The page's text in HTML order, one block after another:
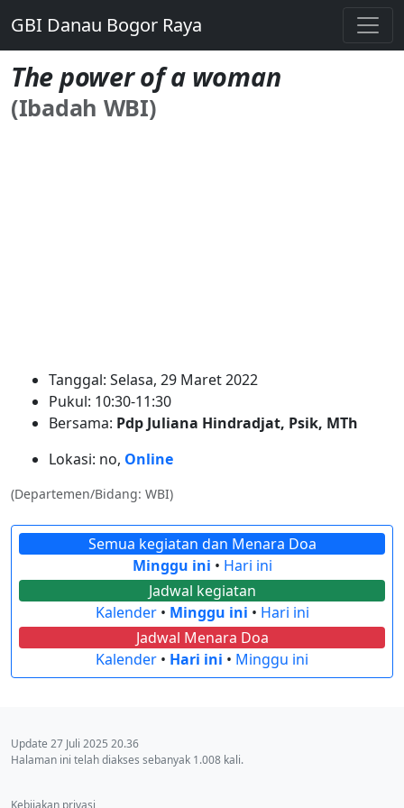
GBI Danau Bogor Raya
The power of a woman
(Ibadah WBI)
Tanggal: Selasa, 29 Maret 2022
Pukul: 10:30-11:30
Bersama: Pdp Juliana Hindradjat, Psik, MTh
Lokasi: no, Online
(Departemen/Bidang: WBI)
Semua kegiatan dan Menara Doa
Minggu ini • Hari ini
Jadwal kegiatan
Kalender• Minggu ini • Hari ini
Jadwal Menara Doa
Kalender • Hari ini • Minggu ini
Update 27 Juli 2025 20.36
Halaman ini telah diakses sebanyak 1.008 kali.